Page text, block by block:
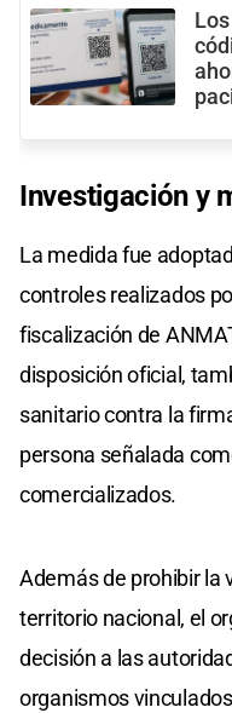
Investigación y
La medida fue
controles realizados
fiscalización de
disposición oficial,
sanitario contra la
persona señalada
comercializados.
Además de prohibir la
territorio nacional, el
decisión a las
organismos